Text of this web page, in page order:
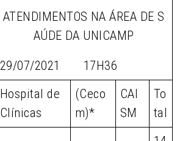
ATENDIMENTOS NA ÁREA DE S
AÚDE DA UNICAMP
29/07/2021 17H36
Hospital de
Clínicas
(Ceco
m)*
CAI
SM
To
tal